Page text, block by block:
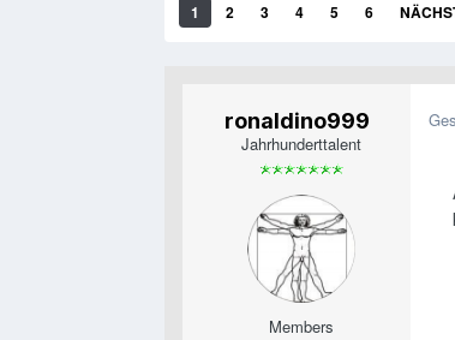
1 2 3 4 5 6
ronaldino999
Jahrhunderttalent
Members